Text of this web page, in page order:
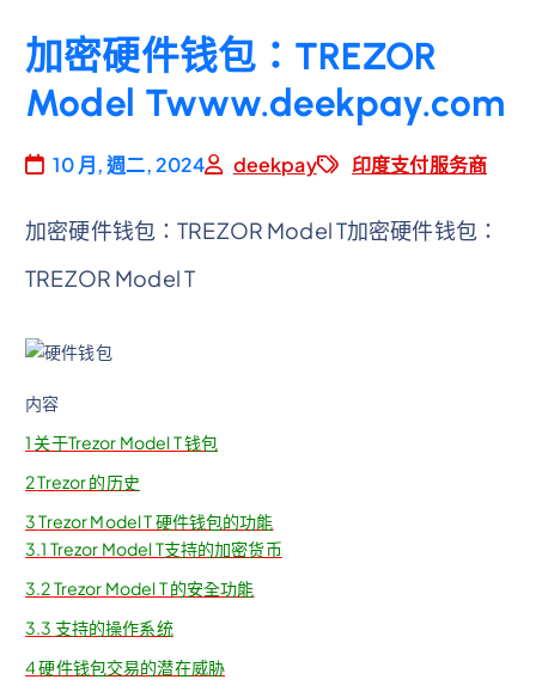
加密硬件钱包：TREZOR
Model Twww.deekpay.com
10 月, 週二, 2024 deekpay 印度支付服务商
加密硬件钱包：TREZOR Model T加密硬件钱包：
TREZOR Model T
内容
1 关于Trezor Model T 钱包
2Trezor 的历史
3Trezor Model T 硬件钱包的功能
3.1 Trezor Model T支持的加密货币
3.2Trezor Model T 的安全功能
3.3 支持的操作系统
4硬件钱包交易的潜在威胁